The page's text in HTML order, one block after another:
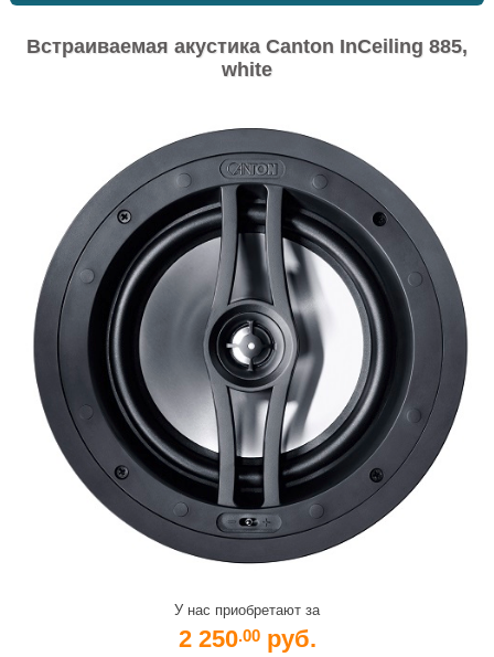
Встраиваемая акустика Canton InCeiling 885,
white
У нас приобретают за
2 250.00 руб.